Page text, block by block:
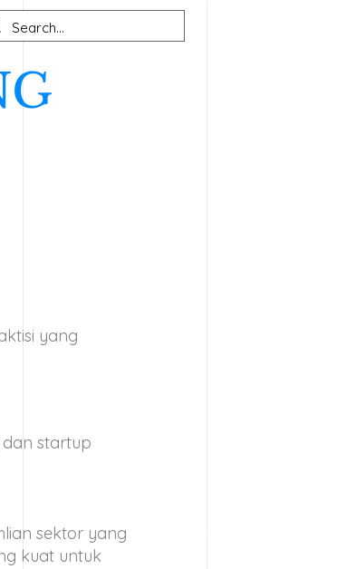
yang
startup
sektor yang
kuat untuk